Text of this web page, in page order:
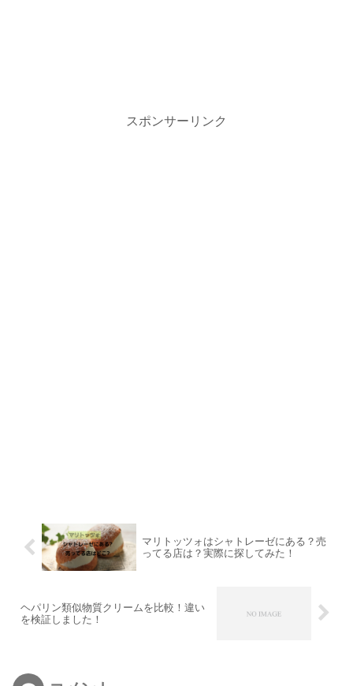
スポンサーリンク
マリトッツォはシャトレーゼにある？売
ってる店は？実際に探してみた！
ヘパリン類似物質クリームを比較！違い
を検証しました！